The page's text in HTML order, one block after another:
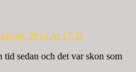
2014 At 17:31
tid sedan och det var skon som